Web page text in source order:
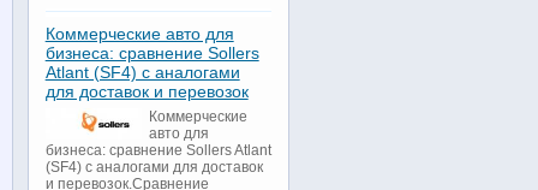
Коммерческие авто для
бизнеса: сравнение Sollers
Atlant (SF4) с аналогами
для доставок и перевозок
Коммерческие
авто для
бизнеса: сравнение Sollers Atlant
(SF4) с аналогами для доставок
и перевозок.Сравнение